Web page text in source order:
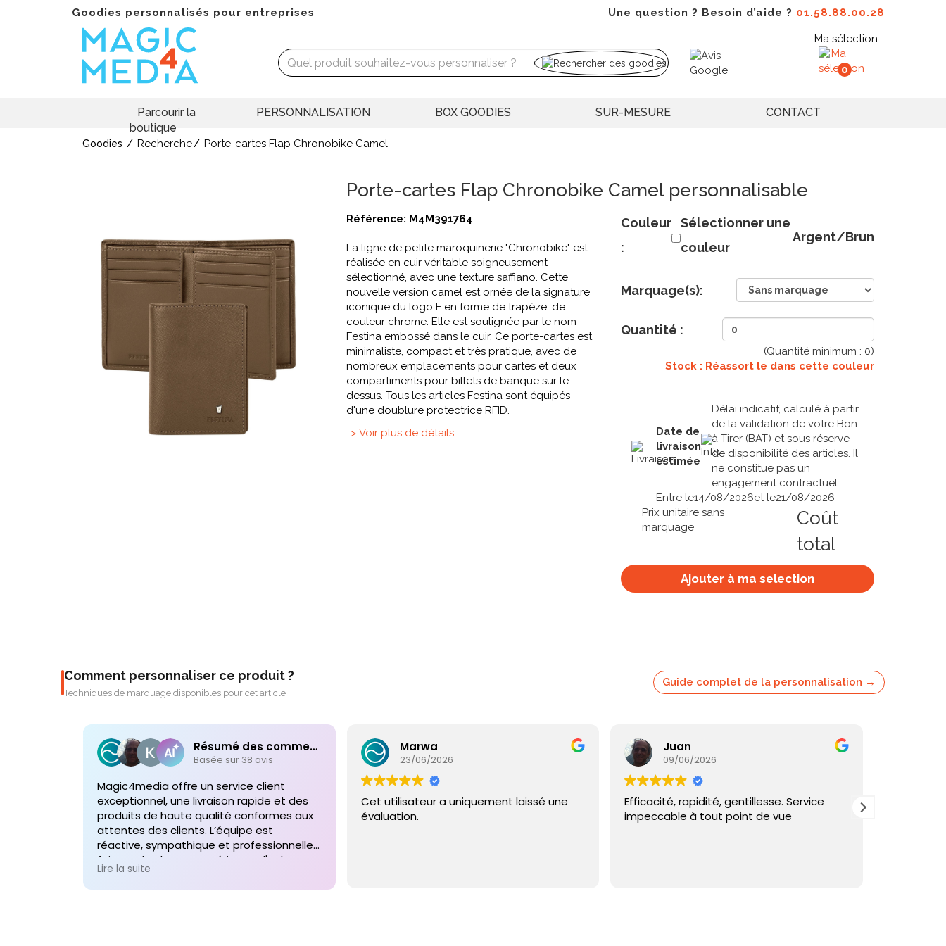
Goodies personnalisés pour entreprises Une question ? Besoin d’aide ? 01.58.88.00.28
Ma sélection
0
Parcourir la
boutique
PERSONNALISATION BOX GOODIES SUR-MESURE CONTACT
Goodies Recherche Porte-cartes Flap Chronobike Camel
Porte-cartes Flap Chronobike Camel personnalisable
Référence: M4M391764
La ligne de petite maroquinerie "Chronobike" est
réalisée en cuir véritable soigneusement
sélectionné, avec une texture saffiano. Cette
nouvelle version camel est ornée de la signature
iconique du logo F en forme de trapèze, de
couleur chrome. Elle est soulignée par le nom
Festina embossé dans le cuir. Ce porte-cartes est
minimaliste, compact et très pratique, avec de
nombreux emplacements pour cartes et deux
compartiments pour billets de banque sur le
dessus. Tous les articles Festina sont équipés
d'une doublure protectrice RFID.
> Voir plus de détails
Couleur
:
Sélectionner une
couleur
Argent/Brun
Marquage(s):
Quantité :
(Quantité minimum : 0)
Stock : Réassort le dans cette couleur
Date de
livraison
estimée
Délai indicatif, calculé à partir
de la validation de votre Bon
à Tirer (BAT) et sous réserve
de disponibilité des articles. Il
ne constitue pas un
engagement contractuel.
Entre le14/08/2026et le21/08/2026
Prix unitaire sans
marquage
Coût
total
Ajouter à ma selection
Comment personnaliser ce produit ?
Techniques de marquage disponibles pour cet article
Guide complet de la personnalisation →
Résumé des commentaires
Basée sur 38 avis
Magic4media offre un service client
exceptionnel, une livraison rapide et des
produits de haute qualité conformes aux
attentes des clients. L’équipe est
réactive, sympathique et professionnelle,
faisant de chaque expérience d'achat un
plaisir. Je recommande vivement leurs
services pour toute commande future de
Lire la suite
Marwa
23/06/2026
Cet utilisateur a uniquement laissé une
évaluation.
Juan
09/06/2026
Efficacité, rapidité, gentillesse. Service
impeccable à tout point de vue